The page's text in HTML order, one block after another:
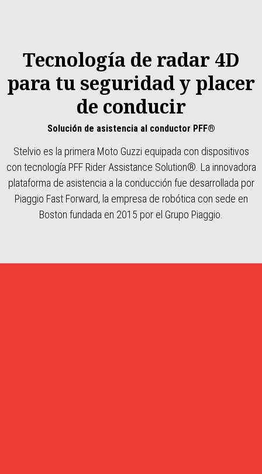
Tecnología de radar 4D
para tu seguridad y placer
de conducir
Solución de asistencia al conductor PFF®
Stelvio es la primera Moto Guzzi equipada con dispositivos
con tecnología PFF Rider Assistance Solution®. La innovadora
plataforma de asistencia a la conducción fue desarrollada por
Piaggio Fast Forward, la empresa de robótica con sede en
Boston fundada en 2015 por el Grupo Piaggio.